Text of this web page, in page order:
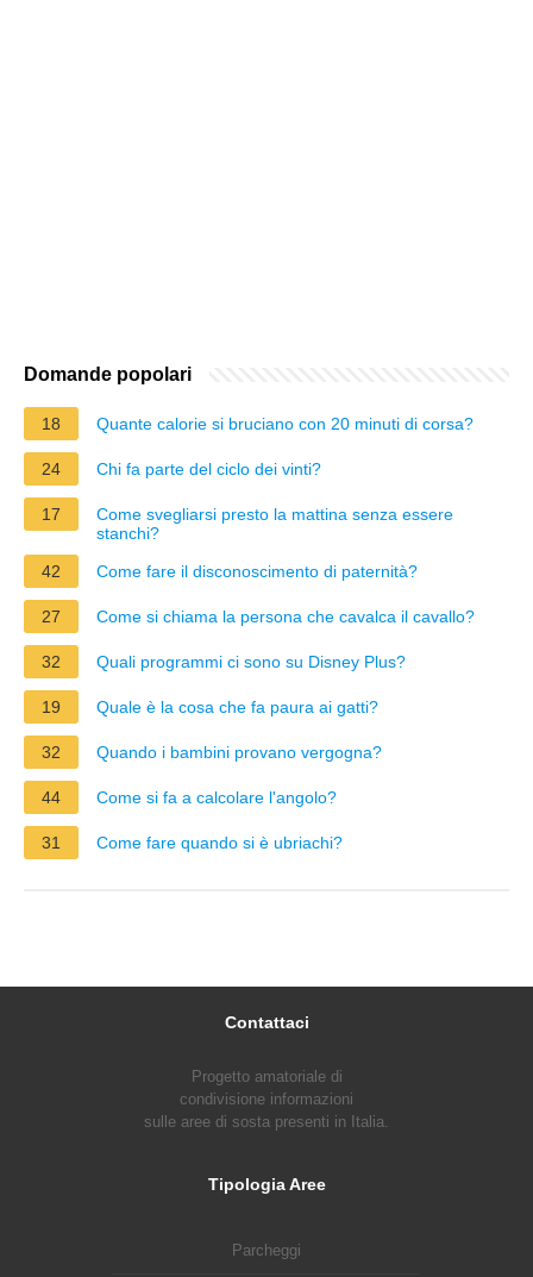
Domande popolari
18 Quante calorie si bruciano con 20 minuti di corsa?
24 Chi fa parte del ciclo dei vinti?
17
Come svegliarsi presto la mattina senza essere
stanchi?
42
Come fare il disconoscimento di paternità?
27 Come si chiama la persona che cavalca il cavallo?
32 Quali programmi ci sono su Disney Plus?
19 Quale è la cosa che fa paura ai gatti?
32 Quando i bambini provano vergogna?
44 Come si fa a calcolare l'angolo?
31 Come fare quando si è ubriachi?
Contattaci
Progetto amatoriale di
condivisione informazioni
sulle aree di sosta presenti in Italia.
Tipologia Aree
Parcheggi